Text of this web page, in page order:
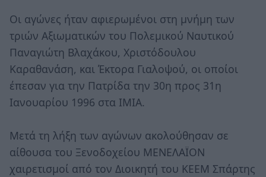
Οι αγώνες ήταν αφιερωμένοι στη μνήμη των
τριών Αξιωματικών του Πολεμικού Ναυτικού
Παναγιώτη Βλαχάκου, Χριστόδουλου
Καραθανάση, και Έκτορα Γιαλοψού, οι οποίοι
έπεσαν για την Πατρίδα την 30η προς 31η
Ιανουαρίου 1996 στα ΙΜΙΑ.
Μετά τη λήξη των αγώνων ακολούθησαν σε
αίθουσα του Ξενοδοχείου ΜΕΝΕΛΑΪΟΝ
χαιρετισμοί από τον Διοικητή του ΚΕΕΜ Σπάρτης